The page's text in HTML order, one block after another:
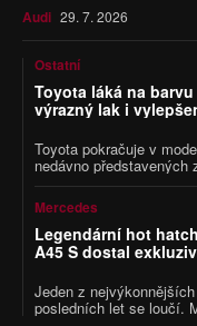
Audi 29. 7. 2026
Ostatní
Toyota láká na
výrazný lak i
Toyota pokračuje v
nedávno představených
odhalila další novinky
Největší pozornost
zapracoval také na
Mercedes
Legendární hot
A45 S dostal
Jeden z
posledních let se loučí.